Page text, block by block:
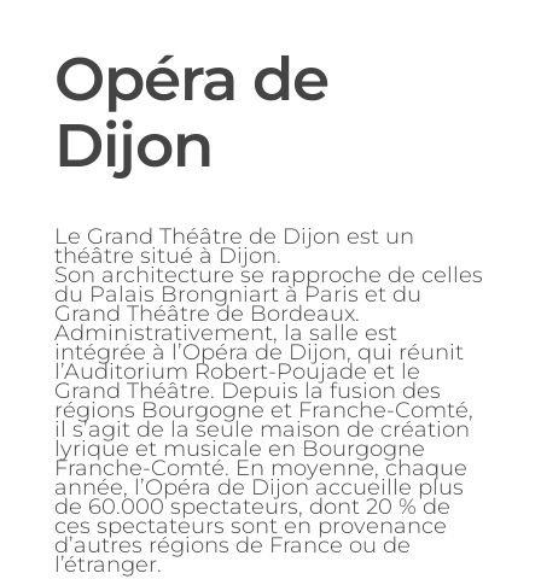
Opéra de
Dijon
Le Grand Théâtre de Dijon est un
théâtre situé à Dijon.
Son architecture se rapproche de celles
du Palais Brongniart à Paris et du
Grand Théâtre de Bordeaux.
Administrativement, la salle est
intégrée à l’Opéra de Dijon, qui réunit
l’Auditorium Robert-Poujade et le
Grand Théâtre. Depuis la fusion des
régions Bourgogne et Franche-Comté,
il s’agit de la seule maison de création
lyrique et musicale en Bourgogne
Franche-Comté. En moyenne, chaque
année, l’Opéra de Dijon accueille plus
de 60.000 spectateurs, dont 20 % de
ces spectateurs sont en provenance
d’autres régions de France ou de
l’étranger.